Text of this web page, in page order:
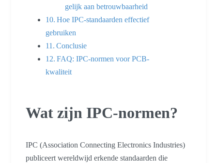
gelijk aan betrouwbaarheid
Hoe IPC-standaarden effectief
gebruiken
Conclusie
FAQ: IPC-normen voor PCB-
kwaliteit
Wat zijn IPC-normen?
IPC (Association Connecting Electronics Industries)
publiceert wereldwijd erkende standaarden die